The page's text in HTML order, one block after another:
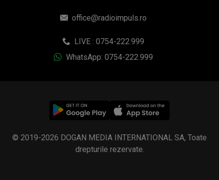
office@radioimpuls.ro
LIVE : 0754-222.999
WhatsApp: 0754-222.999
© 2019-2026 DOGAN MEDIA INTERNATIONAL SA, Toate
drepturile rezervate.